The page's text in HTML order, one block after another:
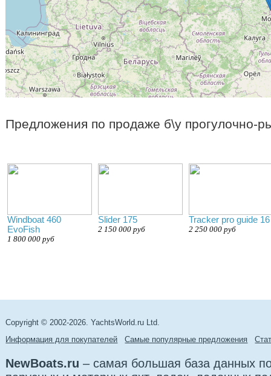
Предложения по продаже б\у прогулочно-
Windboat 460
EvoFish
1 800 000 руб
Slider 175
2 150 000 руб
Tracker pro guide 16
2 250 000 руб
Copyright © 2002-2026. YachtsWorld.ru Ltd.
Информация для покупателей
Самые популярные предложения
NewBoats.ru – самая большая база данных